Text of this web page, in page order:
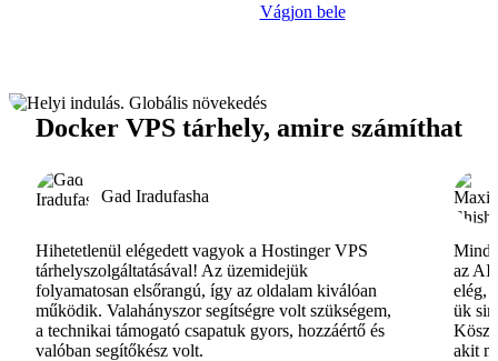
Vágjon bele
Docker VPS tárhely, amire számíthat
Gad Iradufasha
Hihetetlenül elégedett vagyok a Hostinger VPS
tárhelyszolgáltatásával! Az üzemidejük
folyamatosan elsőrangú, így az oldalam kiválóan
működik. Valahányszor segítségre volt szükségem,
a technikai támogató csapatuk gyors, hozzáértő és
valóban segítőkész volt.
az AI-
elég,
ük
akit